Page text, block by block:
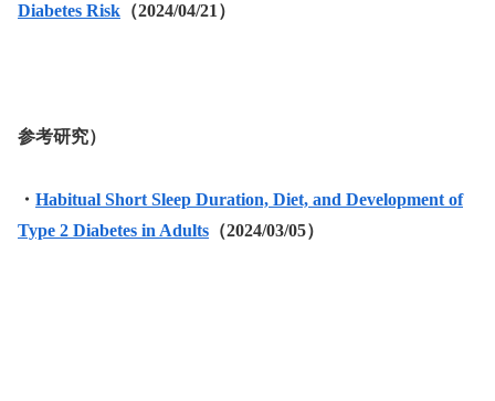
Diabetes Risk （2024/04/21）
参考研究）
・ Habitual Short Sleep Duration, Diet, and Development of
Type 2 Diabetes in Adults （2024/03/05）